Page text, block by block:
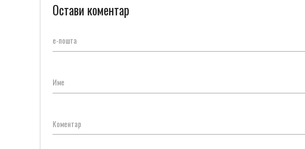
Остави коментар
е-пошта
Име
Коментар